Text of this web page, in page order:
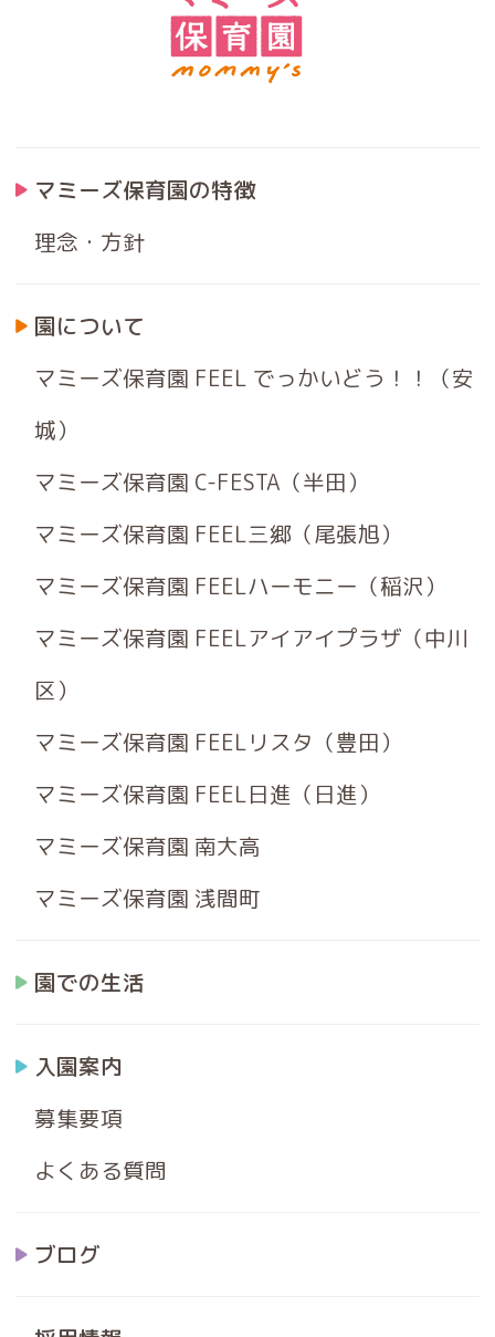
マミーズ保育園の特徴
理念・方針
園について
マミーズ保育園 FEEL でっかいどう！！（安
城）
マミーズ保育園 C-FESTA（半田）
マミーズ保育園 FEEL三郷（尾張旭）
マミーズ保育園 FEELハーモニー（稲沢）
マミーズ保育園 FEELアイアイプラザ（中川
区）
マミーズ保育園 FEELリスタ（豊田）
マミーズ保育園 FEEL日進（日進）
マミーズ保育園 南大高
マミーズ保育園 浅間町
園での生活
入園案内
募集要項
よくある質問
ブログ